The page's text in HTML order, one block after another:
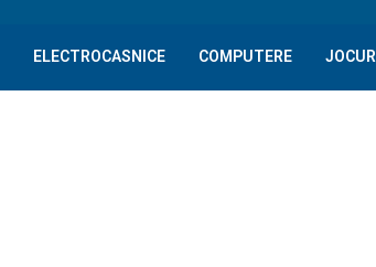
ELECTROCASNICE COMPUTERE JOCURI